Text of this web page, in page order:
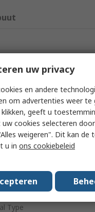
Diameter
Type
uw privacy
en andere
om advertenties weer te
geeft u
uw cookies selecteren
weigeren". Dit kan
u in ons cookiebeleid